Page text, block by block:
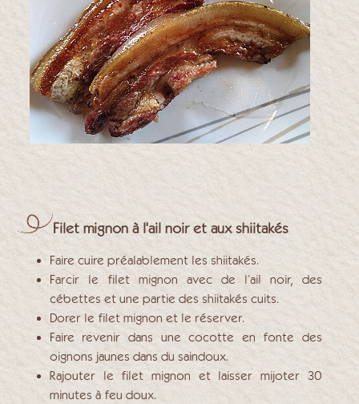
Filet mignon à l'ail noir et aux shiitakés
Faire cuire préalablement les shiitakés.
Farcir le filet mignon avec de l’ail noir, des
cébettes et une partie des shiitakés cuits.
Dorer le filet mignon et le réserver.
Faire revenir dans une cocotte en fonte des
oignons jaunes dans du saindoux.
Rajouter le filet mignon et laisser mijoter 30
minutes à feu doux.